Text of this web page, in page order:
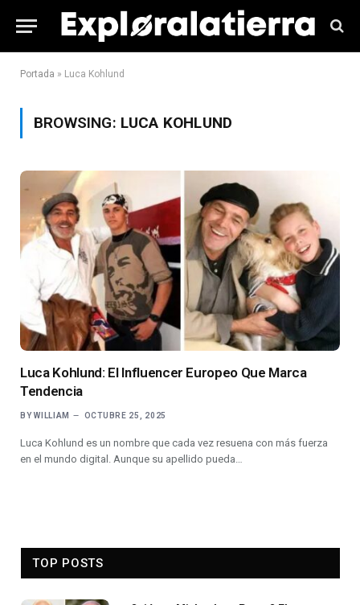
Portada » Luca Kohlund
BROWSING: LUCA KOHLUND
Luca Kohlund: El Influencer Europeo Que Marca
Tendencia
BY WILLIAM OCTUBRE 25, 2025
Luca Kohlund es un nombre que cada vez resuena con más fuerza
en el mundo digital. Aunque su apellido pueda…
TOP POSTS